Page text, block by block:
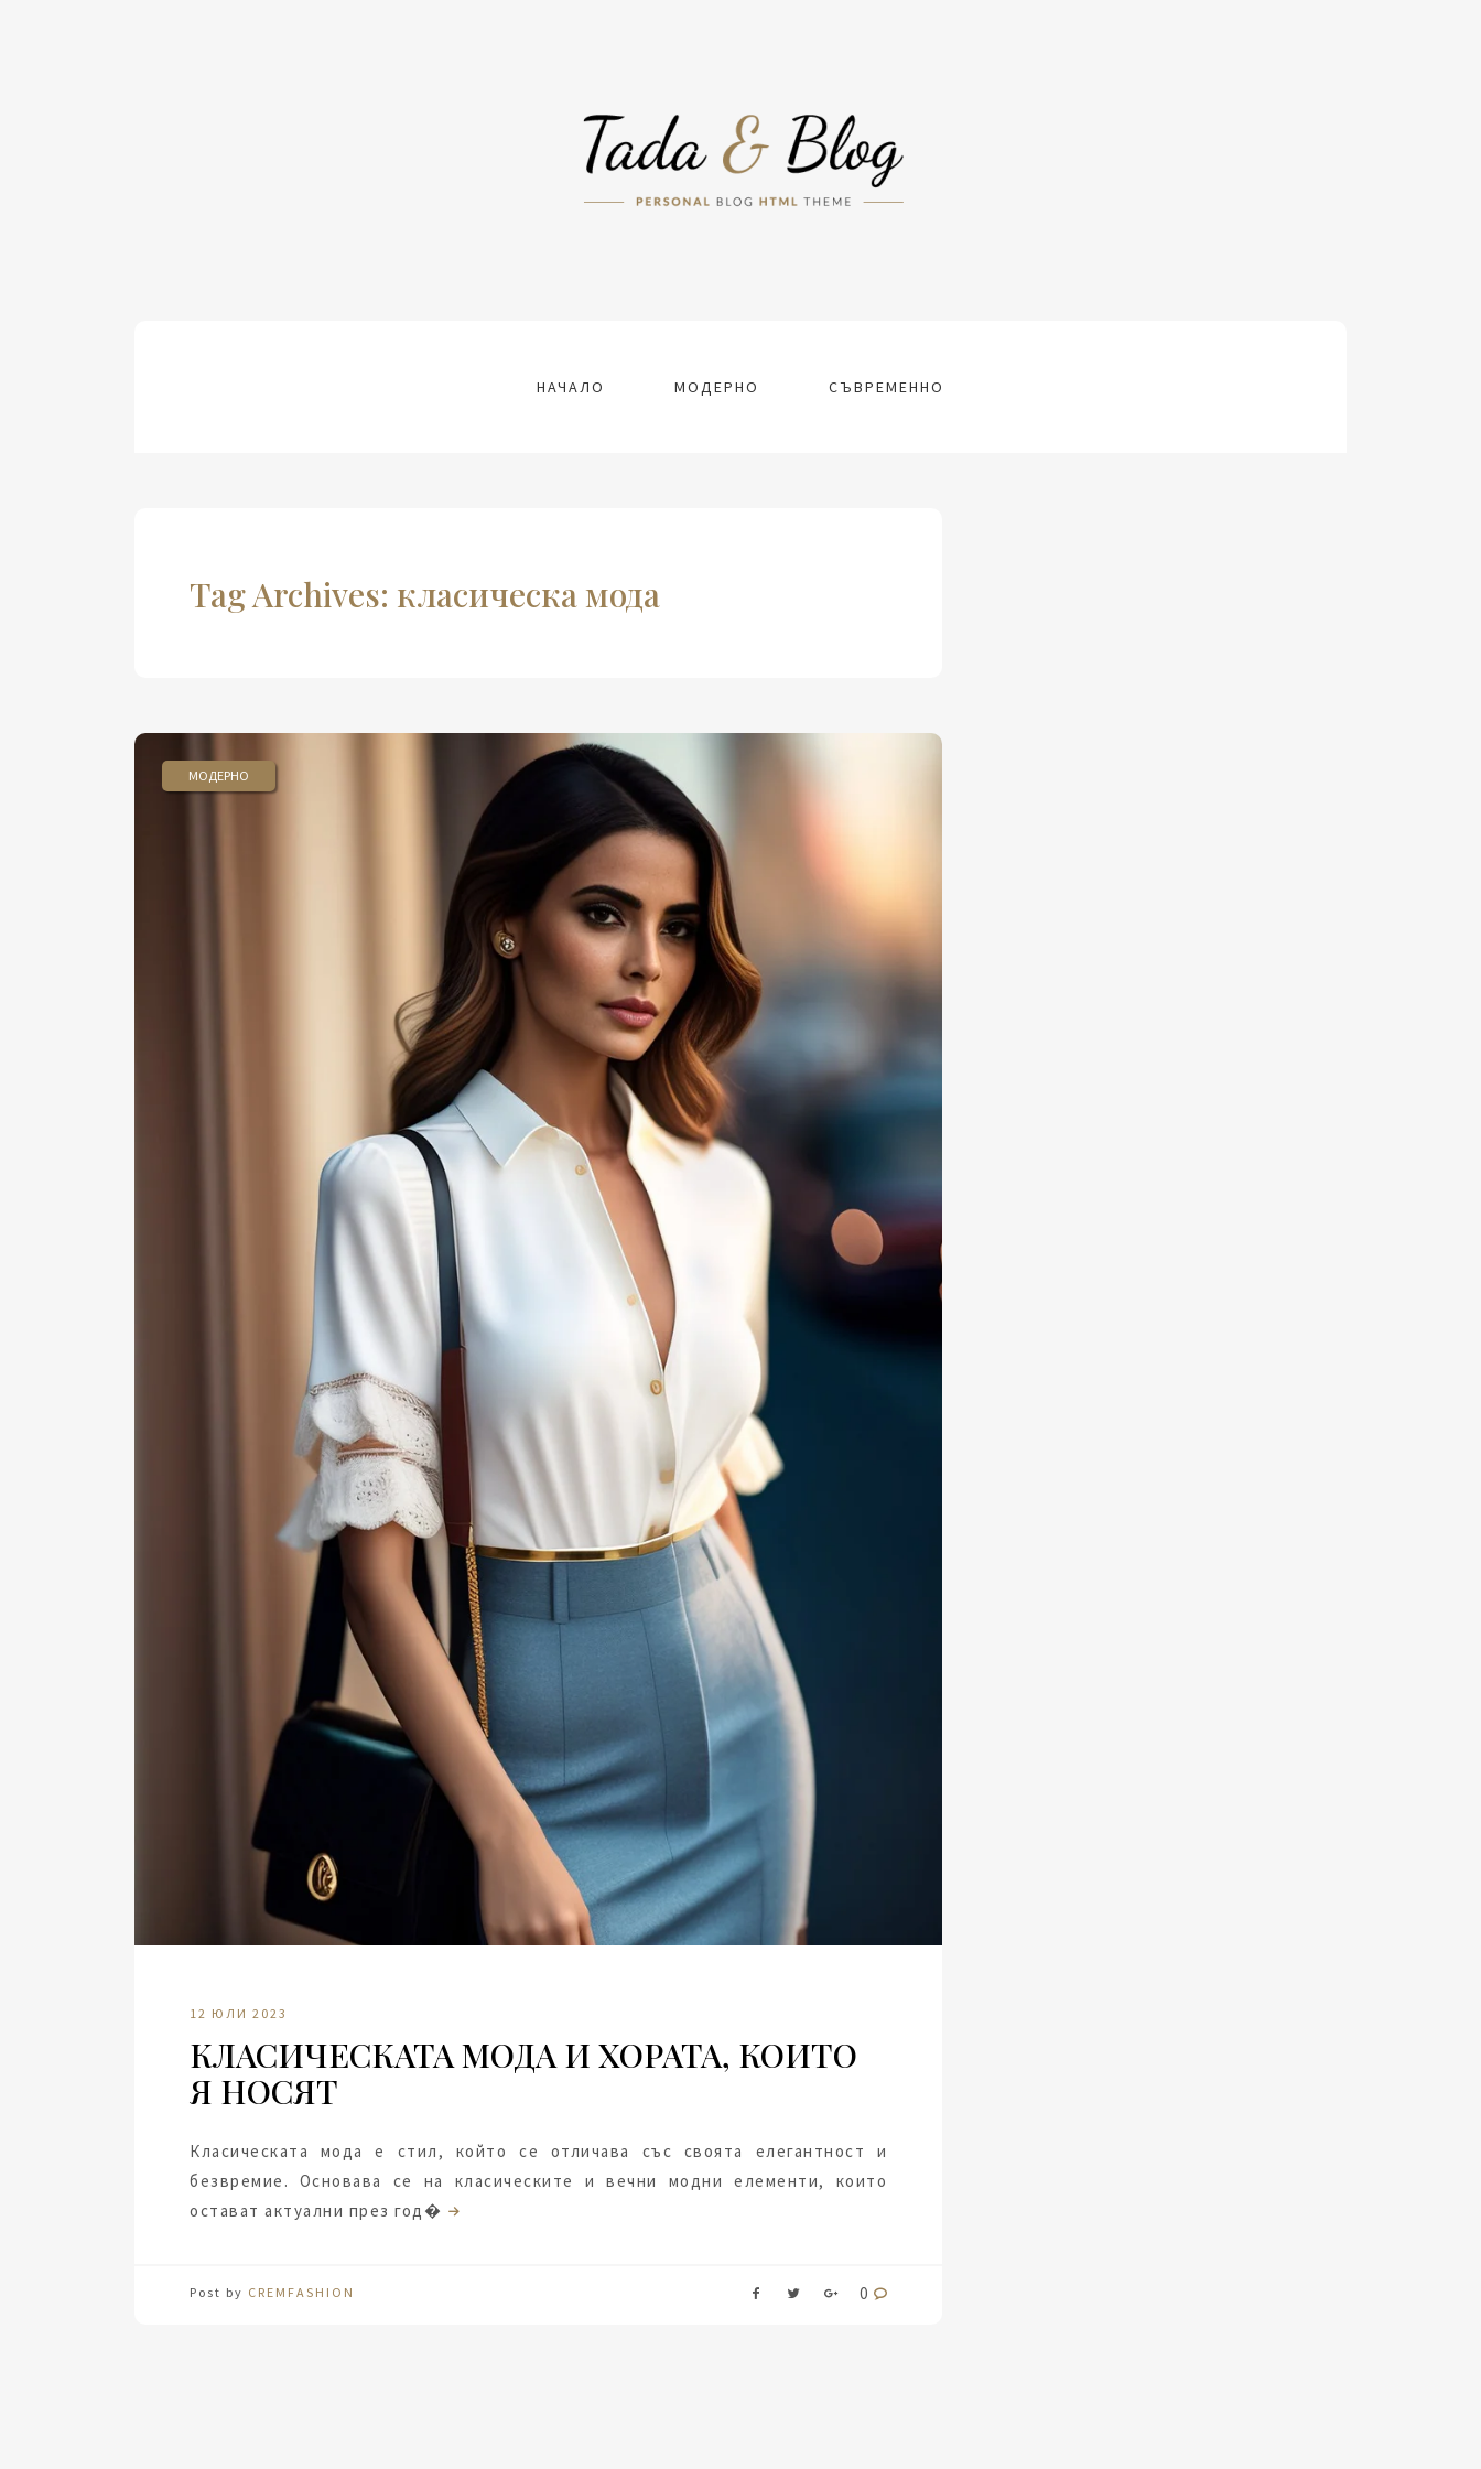
НАЧАЛО МОДЕРНО СЪВРЕМЕННО
Tag Archives: класическа мода
МОДЕРНО
12 ЮЛИ 2023
КЛАСИЧЕСКАТА МОДА И ХОРАТА, КОИТО
Я НОСЯТ
Класическата мода е стил, който се отличава със своята елегантност и
безвремие. Основава се на класическите и вечни модни елементи, които
остават актуални през год�
Post by CREMFASHION 0